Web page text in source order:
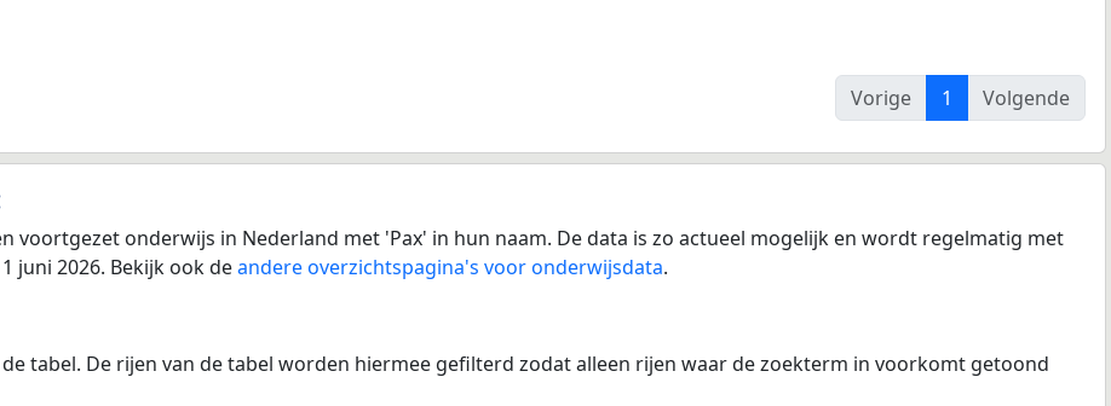
Vorige
1 Volgende
voortgezet onderwijs in Nederland met 'Pax' in hun naam. De data is zo actueel mogelijk en wordt regelmatig met
juni 2026. Bekijk ook deandere overzichtspagina's voor onderwijsdata.
tabel. De rijen van de tabel worden hiermee gefilterd zodat alleen rijen waar de zoekterm in voorkomt getoond